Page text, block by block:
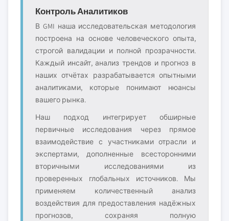
Контроль Аналитиков
В GMI наша исследовательская методология
построена на основе человеческого опыта,
строгой валидации и полной прозрачности.
Каждый инсайт, анализ трендов и прогноз в
наших отчётах разрабатывается опытными
аналитиками, которые понимают нюансы
вашего рынка.
Наш подход интегрирует обширные
первичные исследования через прямое
взаимодействие с участниками отрасли и
экспертами, дополненные всесторонними
вторичными исследованиями из
проверенных глобальных источников. Мы
применяем количественный анализ
воздействия для предоставления надёжных
прогнозов, сохраняя полную